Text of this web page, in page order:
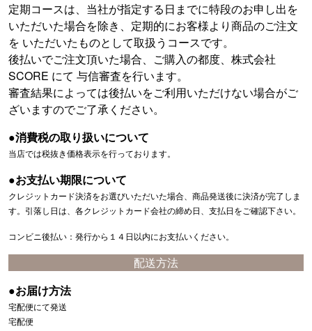
定期コースは、当社が指定する日までに特段のお申し出を
いただいた場合を除き、定期的にお客様より商品のご注文
を いただいたものとして取扱うコースです。
後払いでご注文頂いた場合、ご購入の都度、株式会社
SCORE にて 与信審査を行います。
審査結果によっては後払いをご利用いただけない場合がご
ざいますのでご了承ください。
●消費税の取り扱いについて
当店では税抜き価格表示を行っております。
●お支払い期限について
クレジットカード決済をお選びいただいた場合、商品発送後に決済が完了しま
す。引落し日は、各クレジットカード会社の締め日、支払日をご確認下さい。
コンビニ後払い：発行から１４日以内にお支払いください。
配送方法
●お届け方法
宅配便にて発送
宅配便